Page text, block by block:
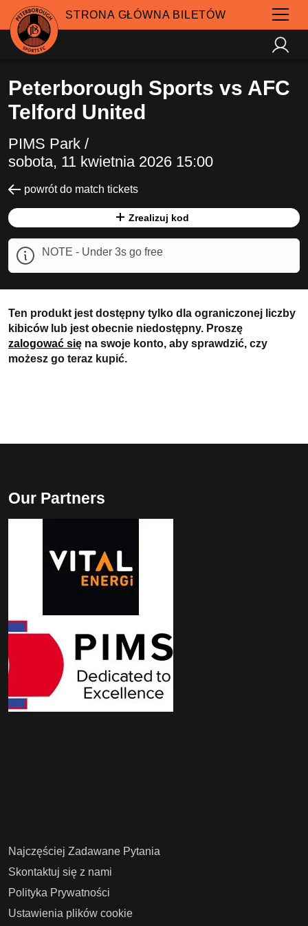
STRONA GŁÓWNA BILETÓW
Peterborough Sports vs AFC
Telford United
PIMS Park /
sobota, 11 kwietnia 2026 15:00
powrót do match tickets
Zrealizuj kod
NOTE - Under 3s go free
Ten produkt jest dostępny tylko dla ograniczonej liczby
kibiców lub jest obecnie niedostępny. Proszę
zalogować się na swoje konto, aby sprawdzić, czy
możesz go teraz kupić.
Najczęściej Zadawane Pytania
Skontaktuj się z nami
Polityka Prywatności
Ustawienia plików cookie
Our Partners